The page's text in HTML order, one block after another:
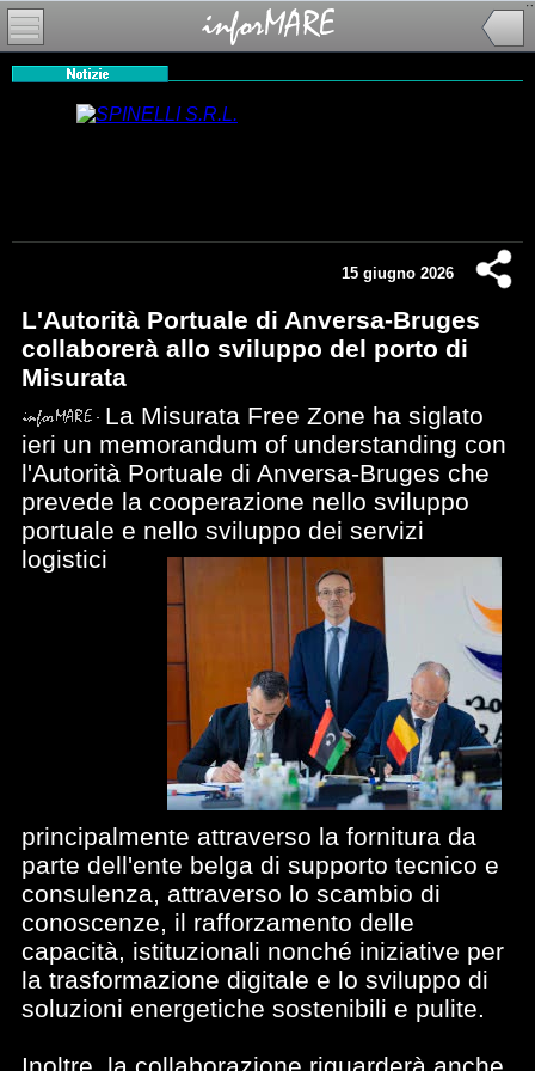
15 giugno 2026
L'Autorità Portuale di Anversa-Bruges
collaborerà allo sviluppo del porto di
Misurata
La Misurata Free Zone ha siglato
ieri un memorandum of understanding con
l'Autorità Portuale di Anversa-Bruges che
prevede la cooperazione nello sviluppo
portuale e nello sviluppo dei servizi
logistici
principalmente attraverso la fornitura da
parte dell'ente belga di supporto tecnico e
consulenza, attraverso lo scambio di
conoscenze, il rafforzamento delle
capacità, istituzionali nonché iniziative per
la trasformazione digitale e lo sviluppo di
soluzioni energetiche sostenibili e pulite.